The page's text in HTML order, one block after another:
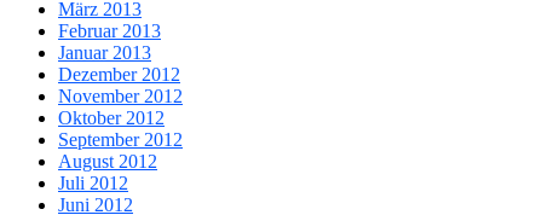
März 2013
Februar 2013
Januar 2013
Dezember 2012
November 2012
Oktober 2012
September 2012
August 2012
Juli 2012
Juni 2012